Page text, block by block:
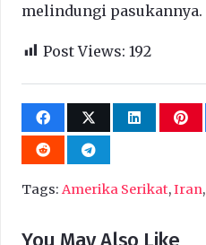
melindungi pasukannya.
Post Views: 192
Tags: Amerika Serikat,Iran,